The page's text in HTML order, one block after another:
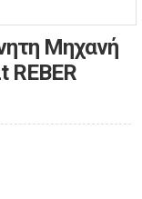
Μηχανή
REBER